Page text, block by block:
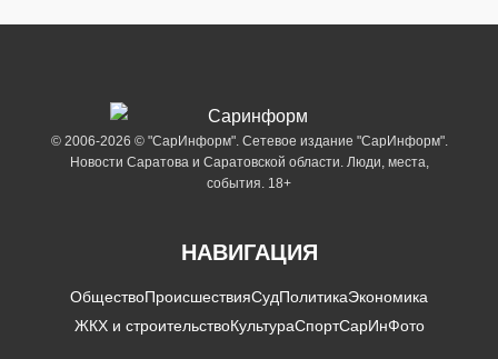
© 2006-2026 © "СарИнформ". Сетевое издание "СарИнформ".
Новости Саратова и Саратовской области. Люди, места,
события. 18+
НАВИГАЦИЯ
ОбществоПроисшествияСудПолитикаЭкономика
ЖКХ и строительствоКультураСпортСарИнФото